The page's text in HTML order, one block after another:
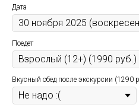
Дата
Поедет
Вкусный обед после экскурсии (1290